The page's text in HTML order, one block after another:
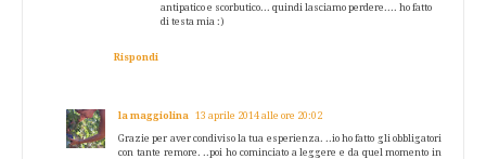
antipatico e scorbutico... quindi lasciamo perdere.... ho fatto
di testa mia :)
Rispondi
la maggiolina 13 aprile 2014 alle ore 20:02
Grazie per aver condiviso la tua esperienza. ..io ho fatto gli obbligatori
con tante remore. ..poi ho cominciato a leggere e da quel momento in